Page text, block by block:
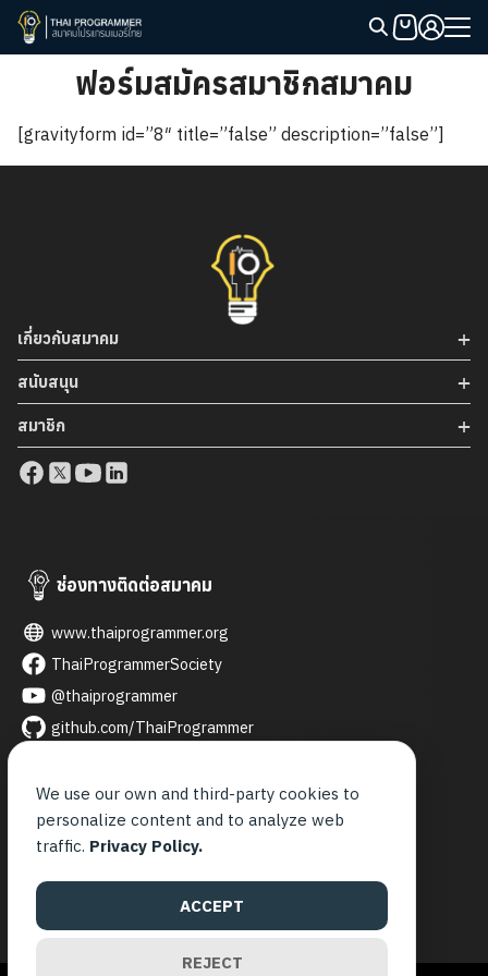
Skip
ฟอร์มสมัครสมาชิกสมาคม
[gravityform id=”8″ title=”false” description=”false”]
เกี่ยวกับสมาคม
สนับสนุน
สมาชิก
ช่องทางติดต่อสมาคม
www.thaiprogrammer.org
ThaiProgrammerSociety
@thaiprogrammer
github.com/ThaiProgrammer
thai_programmer
contact@thaiprogrammer.org
9.00 - 21.00 น.
We use our own and third-party cookies to
personalize content and to analyze web
traffic. Privacy Policy.
ACCEPT
REJECT